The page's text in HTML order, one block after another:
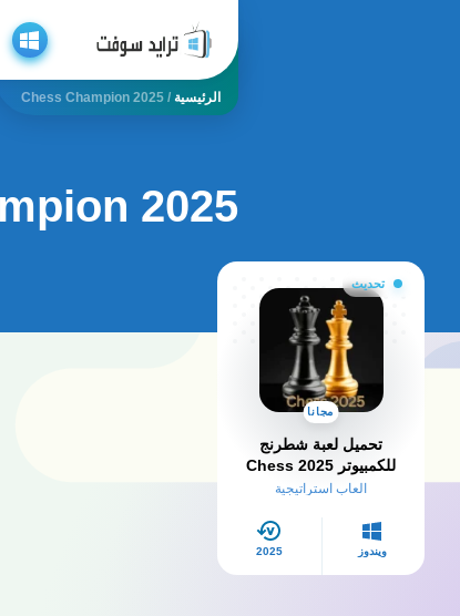
الرئيسية /
2025 Chess Champion
2025 chess champion
تحديث
مجانا
تحميل لعبة شطرنج
للكمبيوتر 2025 Chess
وللاندرويد من ميديا فاير
العاب استراتيجية
ويندوز 2025